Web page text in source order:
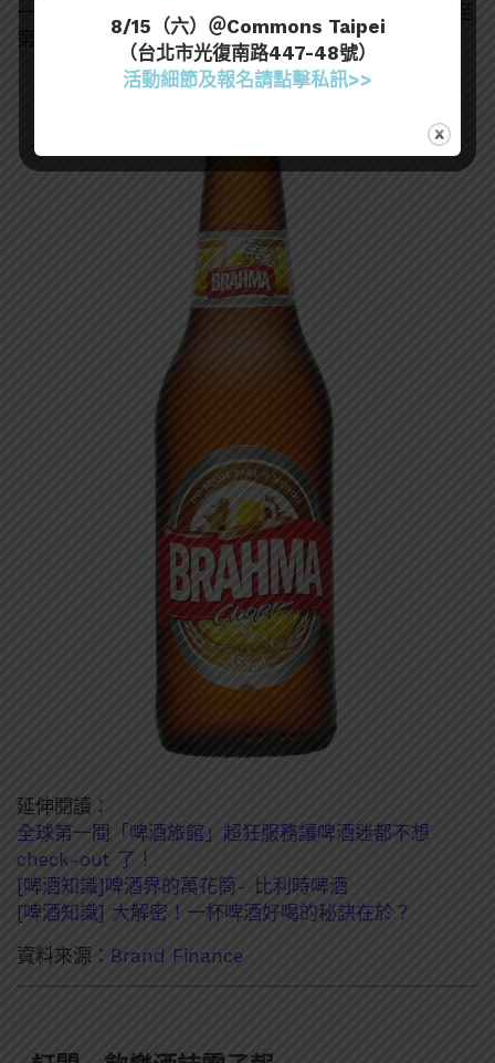
一提的是，Aguila 還是當地品牌價值最高的公司（甚至
第二名也是啤酒公司）。
延伸閱讀：
全球第一間「啤酒旅館」超狂服務讓啤酒迷都不想
check-out 了！
[啤酒知識]啤酒界的萬花筒- 比利時啤酒
[啤酒知識] 大解密！一杯啤酒好喝的秘訣在於？
資料來源： Brand Finance
8/15（六）＠Commons Taipei
（台北市光復南路447-48號）
活動細節及報名請點擊私訊>>